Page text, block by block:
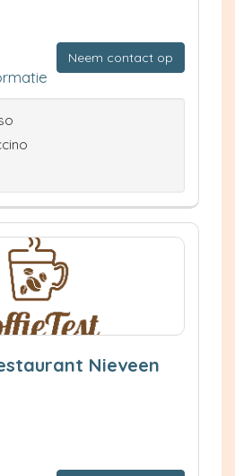
Neem contact op
Nieveen